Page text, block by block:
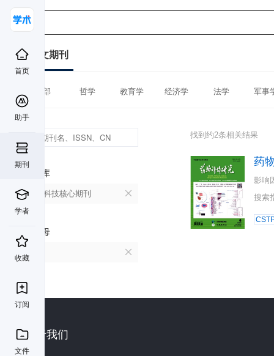
首页
助手
期刊
学者
收藏
订阅
文件
中文期刊
全部 哲学 教育学 经济学 法学 军事
数据库
中国科技核心期刊
首字母
找到约2条相关结果
药
影响
搜索
关于我们